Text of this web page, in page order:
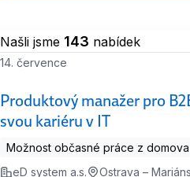
Našli jsme 143 nabídek
Produktový manažer pro
svou kariéru v IT
14. července
Možnost občasné práce z domova
eD system a.s.
Ostrava –